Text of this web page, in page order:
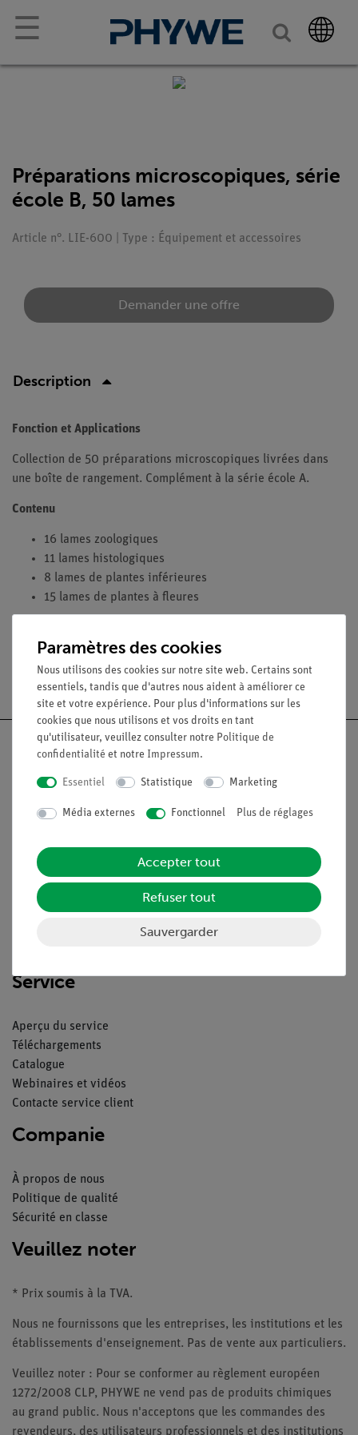
☰
Préparations microscopiques, série
école B, 50 lames
Article n°. LIE-600 | Type : Équipement et accessoires
Demander une offre
Description
Fonction et Applications
Collection de 50 préparations microscopiques livrées dans
une boîte de rangement. Complément à la série école A.
Contenu
16 lames zoologiques
11 lames histologiques
8 lames de plantes inférieures
15 lames de plantes à fleures
Livraison gratuite à partir de 300,- €.
Légal
Contact
Conditions générales de vente
Déclaration de confidentialité
Service
Aperçu du service
Téléchargements
Catalogue
Webinaires et vidéos
Contacte service client
Companie
À propos de nous
Politique de qualité
Sécurité en classe
Veuillez noter
* Prix soumis à la TVA.
Nous ne fournissons que les entreprises, les institutions et les
établissements d'enseignement. Pas de vente aux particuliers.
Veuillez noter : Pour se conformer au règlement européen
1272/2008 CLP, PHYWE ne vend pas de produits chimiques
au grand public. Nous n'acceptons que les commandes des
revendeurs, des utilisateurs professionnels et des institutions
Paramètres des cookies
Nous utilisons des cookies sur notre site web. Certains sont
essentiels, tandis que d'autres nous aident à améliorer ce
site et votre expérience. Pour plus d'informations sur les
cookies que nous utilisons et vos droits en tant
qu'utilisateur, veuillez consulter notre Politique de
confidentialité et notre Impressum.
Essentiel Statistique Marketing
Média externes Fonctionnel Plus de réglages
Accepter tout
Refuser tout
Sauvergarder